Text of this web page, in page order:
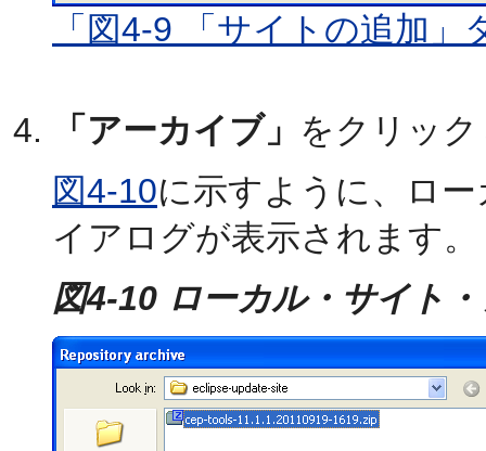
「図4-9 「サイトの追加
「アーカイブ」 をクリッ
図4-10に示すように、ロ
イアログが表示されます。
図4-10 ローカル・サイト